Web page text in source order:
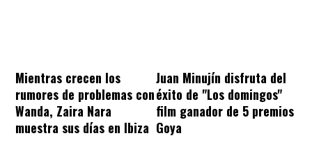
Mientras crecen los
rumores de problemas con
Wanda, Zaira Nara
muestra sus días en Ibiza
Juan Minujín disfruta del
éxito de "Los domingos"
film ganador de 5 premios
Goya